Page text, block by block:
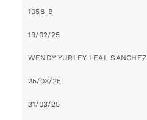
1058_B
19/02/25
WENDY YURLEY LEAL SANCHEZ
25/03/25
31/03/25